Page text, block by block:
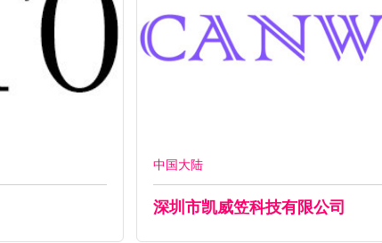
中国大陆
深圳市凯威笠科技有限公司